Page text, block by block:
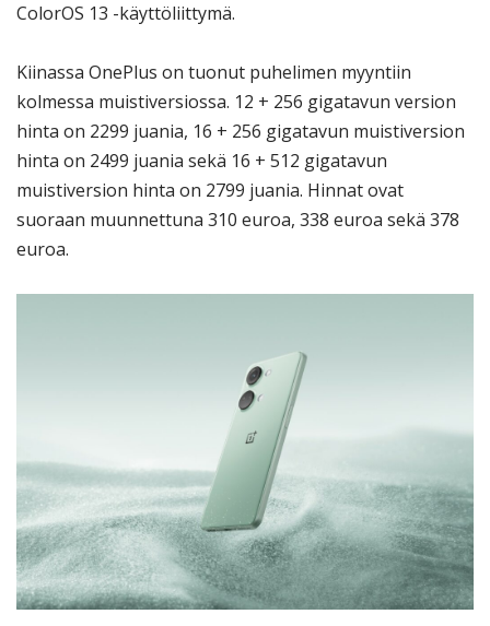
ColorOS 13 -käyttöliittymä.
Kiinassa OnePlus on tuonut puhelimen myyntiin
kolmessa muistiversiossa. 12 + 256 gigatavun version
hinta on 2299 juania, 16 + 256 gigatavun muistiversion
hinta on 2499 juania sekä 16 + 512 gigatavun
muistiversion hinta on 2799 juania. Hinnat ovat
suoraan muunnettuna 310 euroa, 338 euroa sekä 378
euroa.